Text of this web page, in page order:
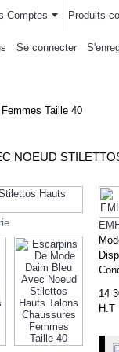
Comptes Produits
Se connecter
Taille 40
EMH
14
H.T